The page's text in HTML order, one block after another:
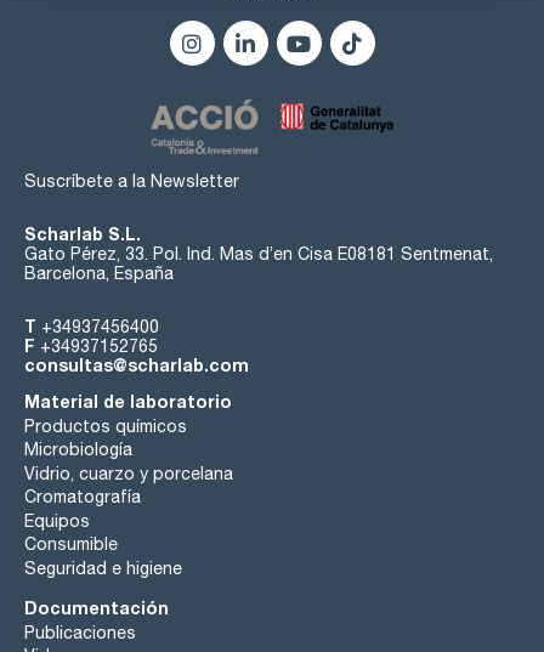
Suscríbete a la Newsletter
Scharlab S.L.
Gato Pérez, 33. Pol. Ind. Mas d’en Cisa E08181 Sentmenat,
Barcelona, España
T +34937456400
F +34937152765
consultas@scharlab.com
Material de laboratorio
Productos químicos
Microbiología
Vidrio, cuarzo y porcelana
Cromatografía
Equipos
Consumible
Seguridad e higiene
Documentación
Publicaciones